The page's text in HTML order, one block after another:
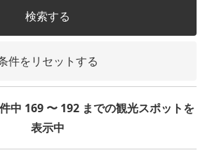
検索する
件をリセットする
中 169 〜 192 までの観光スポットを
表示中